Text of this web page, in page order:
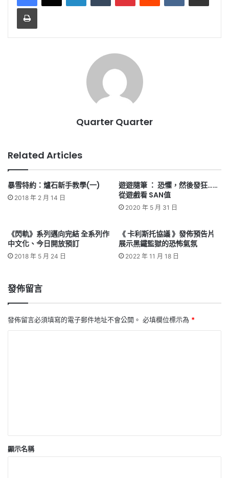
Print
Quarter Quarter
Related Articles
暴雪特約：爐石新手教學(一)
2018 年 2 月 14 日
遊遊隨筆 ： 恐懼，然後發狂……
從遊戲看 SAN值
2020 年 5 月 31 日
《閃軌》系列邁向完結 全系列作
中文化、今日開放預訂
2018 年 5 月 24 日
《 卡利斯托協議 》發佈預告片
展示黑鐵監獄的恐怖氣氛
2022 年 11 月 18 日
發佈留言
發佈留言必須填寫的電子郵件地址不會公開。 必填欄位標示為 *
顯示名稱